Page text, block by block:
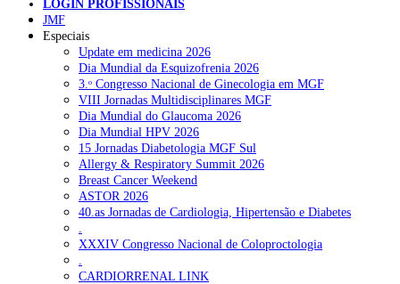
NOTÍCIAS RECENTES
Quase 11.900 jovens recorreram aos cheques psicólogo e
nutricionista no primeiro mês 7 de Agosto, 2026
ULS de Coimbra estreia cirurgia endoscópica do ouvido com
apoio robótico em Portugal 7 de Agosto, 2026
Enfermeiros exigem esclarecimentos sobre eventual gestão
privada da ULS do Algarve 7 de Agosto, 2026
Ordem dos Médicos alerta para riscos no novo sistema de acesso
a consultas e cirurgias
Portugal está a formar os médicos de que precisa?
2026
LOGIN PROFISSIONAIS
JMF
Especiais
Update em medicina 2026
Dia Mundial da Esquizofrenia 2026
3.ᵒ Congresso Nacional de Ginecologia em MGF
VIII Jornadas Multidisciplinares MGF
Dia Mundial do Glaucoma 2026
Dia Mundial HPV 2026
15 Jornadas Diabetologia MGF Sul
Allergy & Respiratory Summit 2026
Breast Cancer Weekend
ASTOR 2026
40.as Jornadas de Cardiologia, Hipertensão e Diabetes
.
XXXIV Congresso Nacional de Coloproctologia
.
CARDIORRENAL LINK